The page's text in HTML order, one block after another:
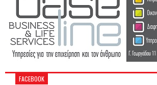
FACEBOOK